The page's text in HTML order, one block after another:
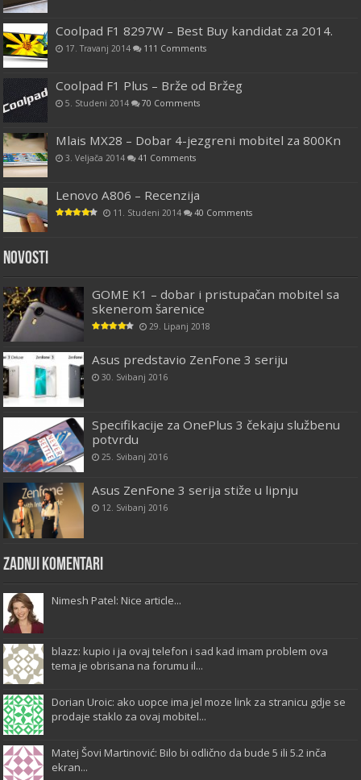
Coolpad F1 8297W – Best Buy kandidat za 2014.
17. Travanj 2014 111 Comments
Coolpad F1 Plus – Brže od Bržeg
5. Studeni 2014 70 Comments
Mlais MX28 – Dobar 4-jezgreni mobitel za 800Kn
3. Veljača 2014 41 Comments
Lenovo A806 – Recenzija
11. Studeni 2014 40 Comments
Novosti
GOME K1 – dobar i pristupačan mobitel sa
skenerom šarenice
29. Lipanj 2018
Asus predstavio ZenFone 3 seriju
30. Svibanj 2016
Specifikacije za OnePlus 3 čekaju službenu
potvrdu
25. Svibanj 2016
Asus ZenFone 3 serija stiže u lipnju
12. Svibanj 2016
Zadnji komentari
Nimesh Patel: Nice article...
blazz: kupio i ja ovaj telefon i sad kad imam problem ova
tema je obrisana na forumu il...
Dorian Uroic: ako uopce ima jel moze link za stranicu gdje se
prodaje staklo za ovaj mobitel...
Matej Šovi Martinović: Bilo bi odlično da bude 5 ili 5.2 inča
ekran...